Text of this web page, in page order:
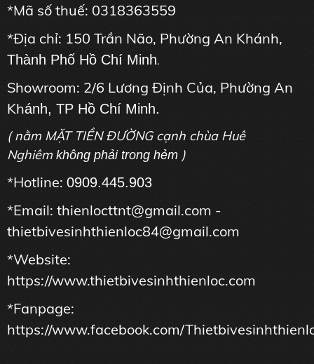
*Mã số thuế: 0318363559
*Địa chỉ: 150 Trần Não, Phường An Khánh,
Thành Phố Hồ Chí Minh.
Showroom: 2/6 Lương Định Của, Phường An
Khánh, TP Hồ Chí Minh.
( nằm MẶT TIỀN ĐƯỜNG cạnh chùa Huê
Nghiêm không phải trong hẻm )
*Hotline: 0909.445.903
*Email: thienlocttnt@gmail.com -
thietbivesinhthienloc84@gmail.com
*Website:
https://www.thietbivesinhthienloc.com
*Fanpage:
https://www.facebook.com/